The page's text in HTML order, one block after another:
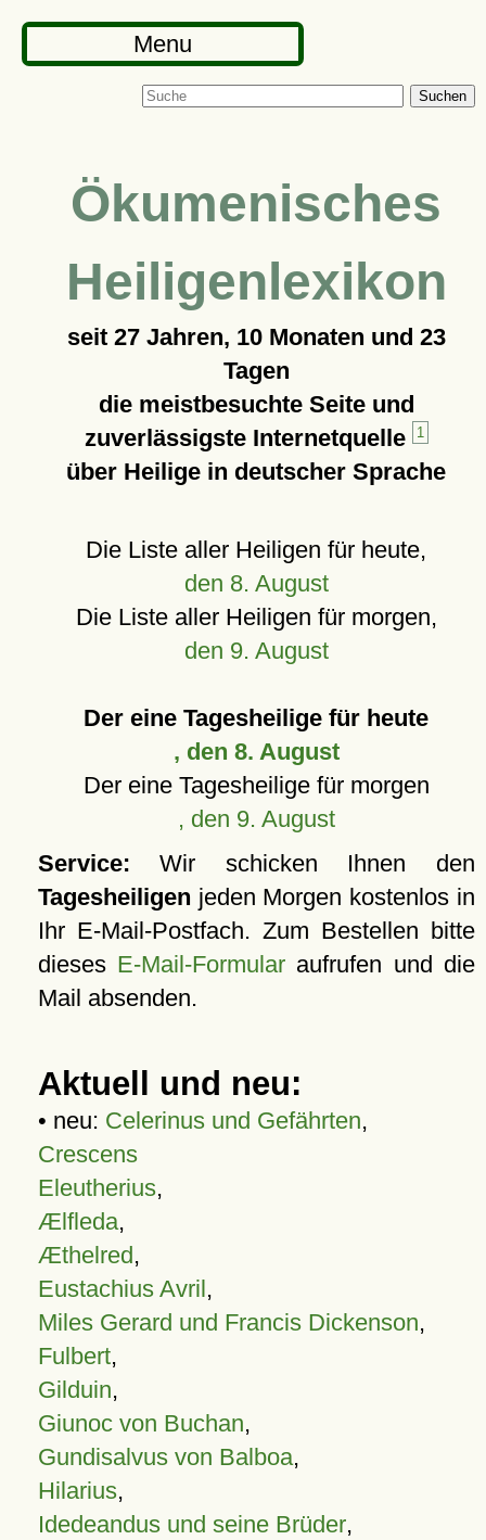
Menu
Suchen
Ökumenisches
Heiligenlexikon
seit 27 Jahren, 10 Monaten und 23
Tagen
die meistbesuchte Seite und
zuverlässigste Internetquelle
1
über Heilige in deutscher Sprache
Die Liste aller Heiligen für heute,
den 8. August
Die Liste aller Heiligen für morgen,
den 9. August
Der eine Tagesheilige für heute
, den 8. August
Der eine Tagesheilige für morgen
, den 9. August
Service: Wir schicken Ihnen den
Tagesheiligen jeden Morgen kostenlos in
Ihr E-Mail-Postfach. Zum Bestellen bitte
dieses E-Mail-Formular aufrufen und die
Mail absenden.
Aktuell und neu:
• neu: Celerinus und Gefährten,
Crescens
Eleutherius,
Ælfleda,
Æthelred,
Eustachius Avril,
Miles Gerard und Francis Dickenson,
Fulbert,
Gilduin,
Giunoc von Buchan,
Gundisalvus von Balboa,
Hilarius,
Idedeandus und seine Brüder,